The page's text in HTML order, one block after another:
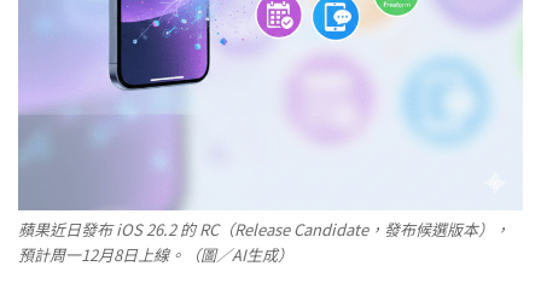
蘋果近日發布 iOS 26.2 的 RC（Release Candidate，發布候選版本），
預計周一12月8日上線。（圖／AI生成）